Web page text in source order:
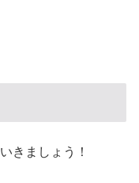
きましょう！